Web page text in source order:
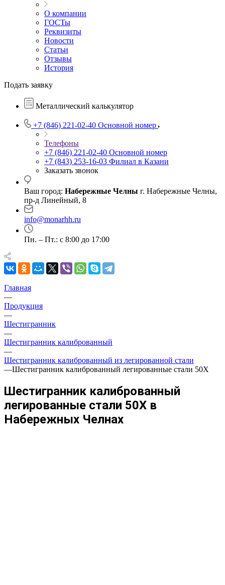
О компании
ГОСТы
Реквизиты
Новости
Статьи
Отзывы
История
Подать заявку
Металлический калькулятор
+7 (846) 221-02-40 Основной номер
Телефоны
+7 (846) 221-02-40 Основной номер
+7 (843) 253-16-03 Филиал в Казани
Заказать звонок
Ваш город: Набережные Челны г. Набережные Челны,
пр-д Линейный, 8
info@monarhh.ru
Пн. – Пт.: с 8:00 до 17:00
Главная
—
Продукция
—
Шестигранник
—
Шестигранник калиброванный
—
Шестигранник калиброванный из легированной стали
—Шестигранник калиброванный легированные стали 50Х
Шестигранник калиброванный
легированные стали 50Х в
Набережных Челнах